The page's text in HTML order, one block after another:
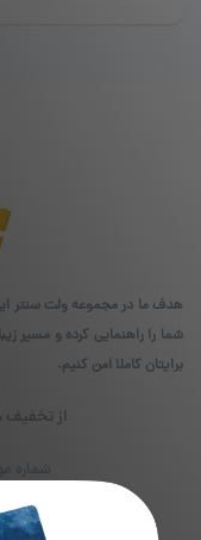
هدف ما در مجموعه ولت سنتر
شما را راهنمایی کرده و مسیر
برایتان کاملا امن کنیم.
از تخفیف